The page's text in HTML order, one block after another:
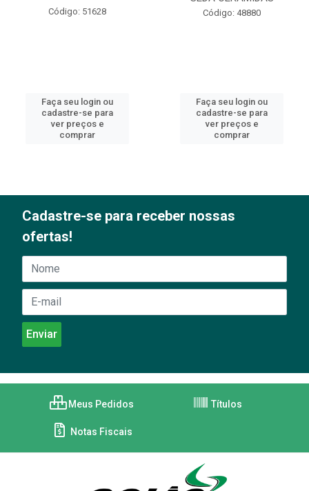
Código: 51628
Faça seu login ou
cadastre-se para
ver preços e
comprar
Código: 48880
Faça seu login ou
cadastre-se para
ver preços e
comprar
Cadastre-se para receber nossas
ofertas!
Meus Pedidos Títulos
Notas Fiscais